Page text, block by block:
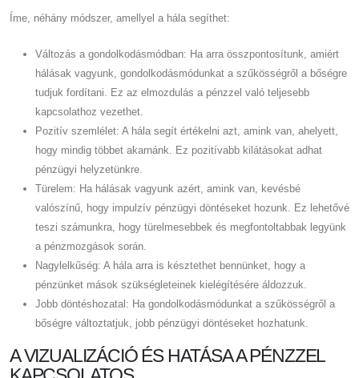
Íme, néhány módszer, amellyel a hála segíthet:
Változás a gondolkodásmódban: Ha arra összpontosítunk, amiért
hálásak vagyunk, gondolkodásmódunkat a szűkösségről a bőségre
tudjuk fordítani. Ez az elmozdulás a pénzzel való teljesebb
kapcsolathoz vezethet.
Pozitív szemlélet: A hála segít értékelni azt, amink van, ahelyett,
hogy mindig többet akarnánk. Ez pozitívabb kilátásokat adhat
pénzügyi helyzetünkre.
Türelem: Ha hálásak vagyunk azért, amink van, kevésbé
valószínű, hogy impulzív pénzügyi döntéseket hozunk. Ez lehetővé
teszi számunkra, hogy türelmesebbek és megfontoltabbak legyünk
a pénzmozgások során.
Nagylelkűség: A hála arra is késztethet bennünket, hogy a
pénzünket mások szükségleteinek kielégítésére áldozzuk.
Jobb döntéshozatal: Ha gondolkodásmódunkat a szűkösségről a
bőségre változtatjuk, jobb pénzügyi döntéseket hozhatunk.
A VIZUALIZÁCIÓ ÉS HATÁSA A PÉNZZEL